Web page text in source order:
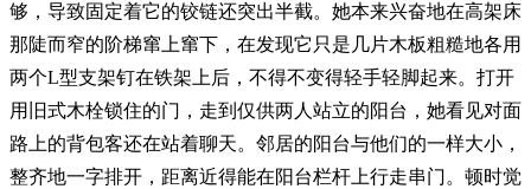
够，导致固定着它的铰链还突出半截。她本来兴奋地在高架床
那陡而窄的阶梯窜上窜下，在发现它只是几片木板粗糙地各用
两个L型支架钉在铁架上后，不得不变得轻手轻脚起来。打开
用旧式木栓锁住的门，走到仅供两人站立的阳台，她看见对面
路上的背包客还在站着聊天。邻居的阳台与他们的一样大小，
整齐地一字排开，距离近得能在阳台栏杆上行走串门。顿时觉